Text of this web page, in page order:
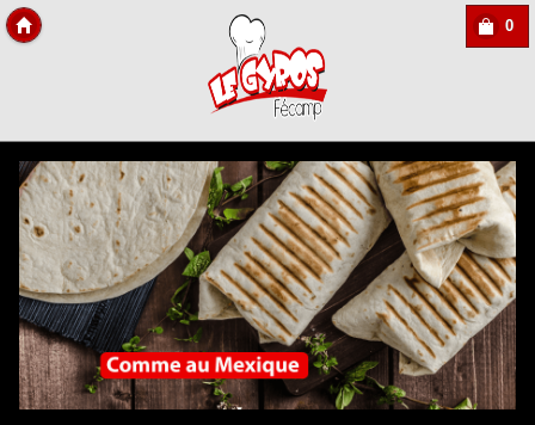
0
Copyright Des-click